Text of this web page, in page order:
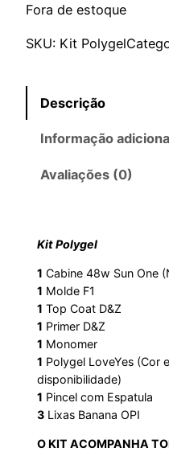
Fora de estoque
SKU: Kit Polygel
Descrição
Informação
Avaliações (0)
Kit Polygel
1 Cabine 48w Sun One
1 Molde F1
1 Top Coat D&Z
1 Primer D&Z
1 Monomer
1 Polygel LoveYes (Cor
disponibilidade)
1 Pincel com Espatula
3 Lixas Banana OPI
O KIT ACOMPANHA